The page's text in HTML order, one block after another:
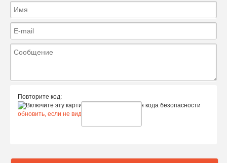
Повторите код:
обновить, если не виден код